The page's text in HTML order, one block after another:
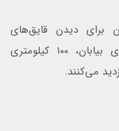
برای دیدن قایق‌های
ماهیگیری که به طرز عجیبی در شن‌های بیابان، ۱۰۰ کیلومتری
می‌کنند.